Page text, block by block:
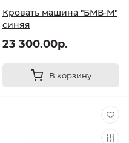
Кровать машина "БМВ-М"
синяя
23 300.00р.
В корзину